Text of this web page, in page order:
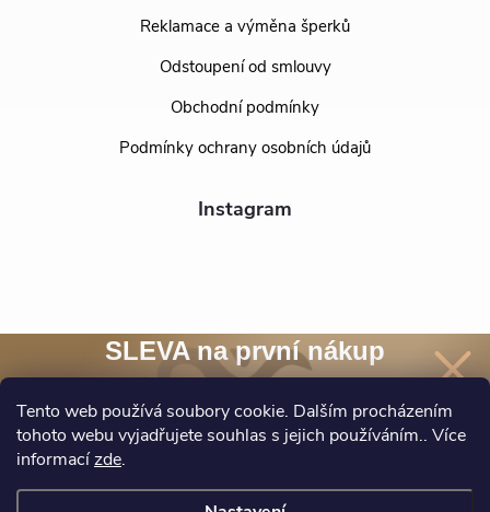
Tento web používá soubory cookie. Dalším procházením
tohoto webu vyjadřujete souhlas s jejich používáním.. Více
informacízde.
Reklamace a výměna šperků
Odstoupení od smlouvy
Obchodní podmínky
Podmínky ochrany osobních údajů
Instagram
Sledovat na Instagramu
SLEVA na první nákup
asleva 10 %na nákup* je Vaše.
Chci novinky a slevu